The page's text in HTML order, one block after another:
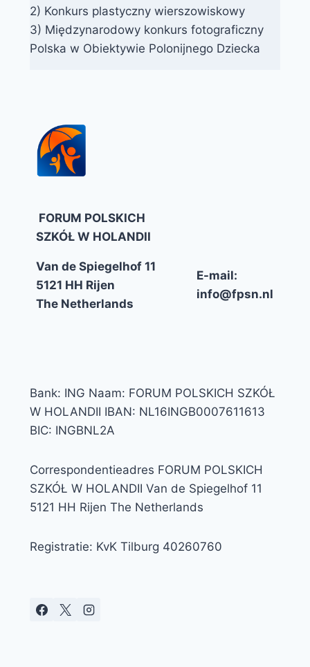
2) Konkurs plastyczny wierszowiskowy
3) Międzynarodowy konkurs fotograficzny
Polska w Obiektywie Polonijnego Dziecka
FORUM POLSKICH
SZKÓŁ W HOLANDII
Van de Spiegelhof 11
5121 HH Rijen
The Netherlands
E-mail:
info@fpsn.nl
Bank: ING Naam: FORUM POLSKICH SZKÓŁ
W HOLANDII IBAN: NL16INGB0007611613
BIC: INGBNL2A
Correspondentieadres FORUM POLSKICH
SZKÓŁ W HOLANDII Van de Spiegelhof 11
5121 HH Rijen The Netherlands
Registratie: KvK Tilburg 40260760